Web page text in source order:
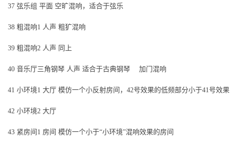
37 弦乐组 平面 空旷混响，适合于弦乐
38 粗混响1 人声 粗犷混响
39 粗混响2 人声 同上
40 音乐厅三角钢琴 人声 适合于古典钢琴 加门混响
41 小环境1 大厅 模仿一个小反射房间，42号效果的低频部分小于41号效果
42 小环境2 大厅
43 紧房间1 房间 模仿一个小于“小环境”混响效果的房间